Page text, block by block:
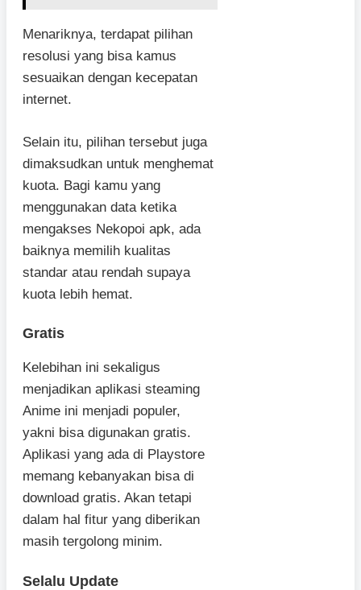
Menariknya, terdapat pilihan
resolusi yang bisa kamus
sesuaikan dengan kecepatan
internet.
Selain itu, pilihan tersebut juga
dimaksudkan untuk menghemat
kuota. Bagi kamu yang
menggunakan data ketika
mengakses Nekopoi apk, ada
baiknya memilih kualitas
standar atau rendah supaya
kuota lebih hemat.
Gratis
Kelebihan ini sekaligus
menjadikan aplikasi steaming
Anime ini menjadi populer,
yakni bisa digunakan gratis.
Aplikasi yang ada di Playstore
memang kebanyakan bisa di
download gratis. Akan tetapi
dalam hal fitur yang diberikan
masih tergolong minim.
Selalu Update